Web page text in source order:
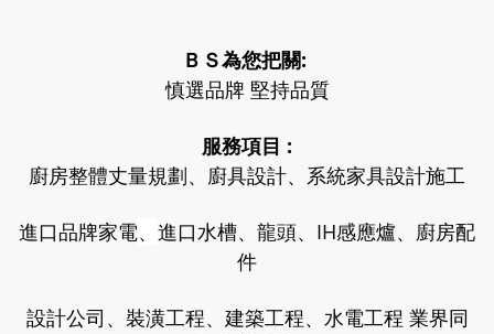
ＢＳ為您把關:
慎選品牌 堅持品質
服務項目 :
廚房整體丈量規劃、廚具設計、系統家具設計施工
進口品牌家電、 進口水槽、龍頭、IH感應爐、廚房配
件
設計公司、裝潢工程、建築工程、水電工程 業界同